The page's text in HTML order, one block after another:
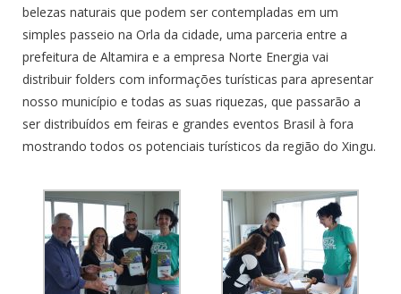
belezas naturais que podem ser contempladas em um
simples passeio na Orla da cidade, uma parceria entre a
prefeitura de Altamira e a empresa Norte Energia vai
distribuir folders com informações turísticas para apresentar
nosso município e todas as suas riquezas, que passarão a
ser distribuídos em feiras e grandes eventos Brasil à fora
mostrando todos os potenciais turísticos da região do Xingu.